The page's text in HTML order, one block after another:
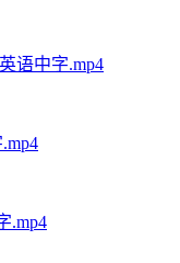
语中字.mp4
.mp4